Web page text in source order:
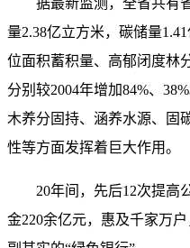
据最新监测，全省共有
量2.38亿立方米，碳储量
位面积蓄积量、高郁闭度林
分别较2004年增加84%、
木养分固持、涵养水源、固
性等方面发挥着巨大作用。
20年间，先后12次提高
金220余亿元，惠及千家万